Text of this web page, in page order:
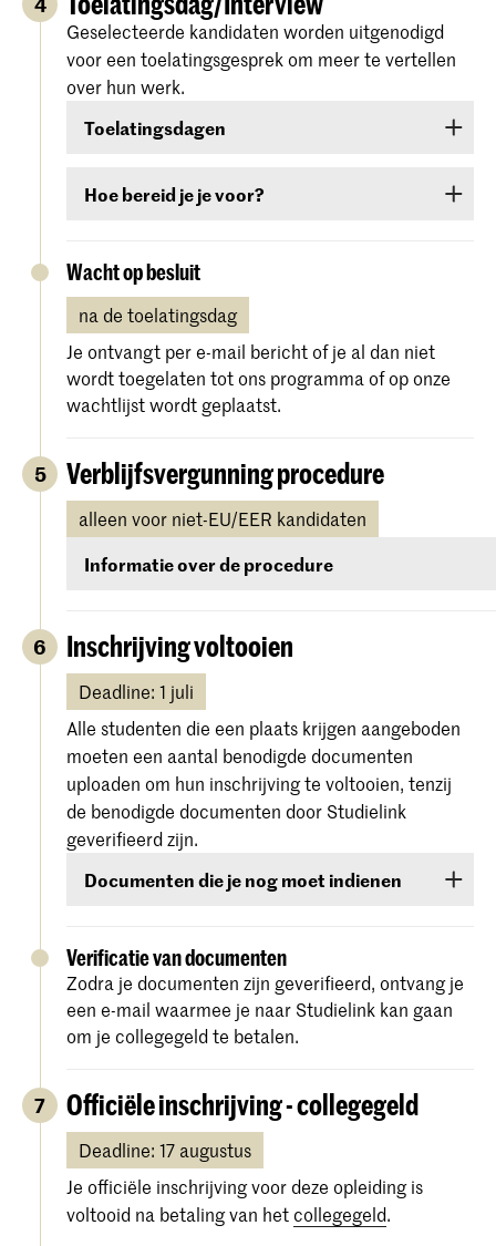
Kijk ook in je ongewenste e-mail map.
Als je na één dag nog geen e-mail hebt
ontvangen met je persoonlijke inloggegevens,
studentadministration@kabk.n
Curriculum Vitae
(CV)ofVragenlijst(indien gevraagd)
Opdracht(en)
Je middelbare schooldiploma (en/of Engelse
kun je later in het proces indienen als je deze
Geselecteerde kandidaten worden uitgenodigd
voor een toelatingsgesprek om meer te vertellen
over hun werk.
Toelatingsdagen
Hoe bereid je je voor?
Wacht op besluit
na de toelatingsdag
Je ontvangt per e-mail bericht of je al dan niet
wordt toegelaten tot ons programma of op onze
wachtlijst wordt geplaatst.
5 Verblijfsvergunning procedure
alleen voor niet-EU/EER kandidaten
Informatie over de procedure
ontvangen in het kader van hun inschrijving
instructies over het aanvragen van een
verblijfsvergunning (VVR) voor studiedoeleinden.
Voor de aanvraag moeten studenten alle relevante
documenten indienen door deze te uploaden naar
Osiris Online Application.
We starten de procedure voor je verblijfsvergunning
zodra we alle vereiste documenten en de betaling
hebben ontvangen.
Meer informatie over de
6 Inschrijving voltooien
Deadline: 1 juli
Alle studenten die een plaats krijgen aangeboden
moeten een aantal benodigde documenten
uploaden om hun inschrijving te voltooien, tenzij
de benodigde documenten door Studielink
geverifieerd zijn.
Documenten die je nog moet indienen
Kopie van je paspoort, geopend op de
pagina met je foto en persoonlijke
informatie.
schooldiploma en cijferlijst.
Als je diploma niet in het Nederlands,
Engels, Duits, Frans of Spaans is, zorg er
dan voor dat je een officiële Engelse
vertaling van je diploma meestuurt (in 1
document).
Verificatie van documenten
Zodra je documenten zijn geverifieerd, ontvang je
een e-mail waarmee je naar Studielink kan gaan
om je collegegeld te betalen.
7 Officiële inschrijving - collegegeld
Deadline: 17 augustus
Je officiële inschrijving voor deze opleiding is
voltooid na betaling van hetcollegegeld.